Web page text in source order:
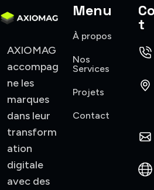
AXIOMAG
accompag
ne les
marques
dans leur
transform
ation
digitale
avec des
Menu
À propos
Nos
Services
Projets
Contact
t